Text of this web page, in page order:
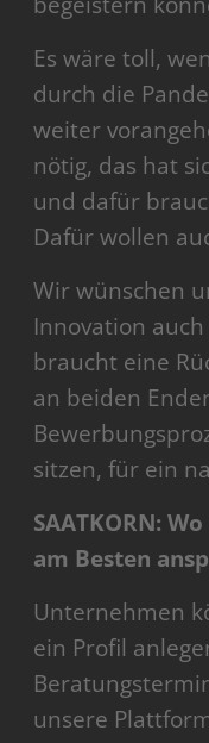
Es wäre toll,
durch die
weiter
nötig, das hat
und dafür
Dafür wollen
Wir wünschen
Innovation
braucht eine
an beiden
sitzen, für ein
SAATKORN:
am Besten
Unternehmen
ein Profil
unsere